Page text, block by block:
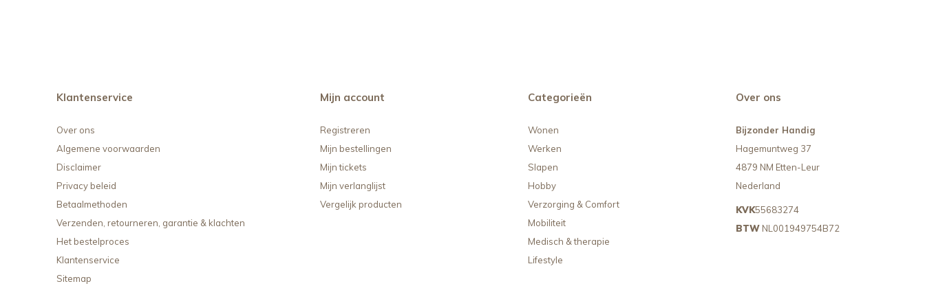
Klantenservice
Over ons
Algemene voorwaarden
Disclaimer
Privacy beleid
Betaalmethoden
Verzenden, retourneren, garantie & klachten
Het bestelproces
Klantenservice
Sitemap
Mijn account
Registreren
Mijn bestellingen
Mijn tickets
Mijn verlanglijst
Vergelijk producten
Categorieën
Wonen
Werken
Slapen
Hobby
Verzorging & Comfort
Mobiliteit
Medisch & therapie
Lifestyle
Over ons
Bijzonder Handig
Hagemuntweg 37
4879 NM Etten-Leur
Nederland
KVK55683274
BTW NL001949754B72